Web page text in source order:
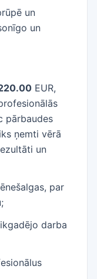
un
un
EUR,
pārbaudes
ņemti vērā
un
par
darba